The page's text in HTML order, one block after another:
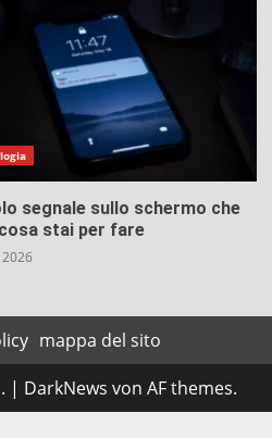
segnale sullo schermo che
stai per fare
mappa del sito
| DarkNews von AF themes.